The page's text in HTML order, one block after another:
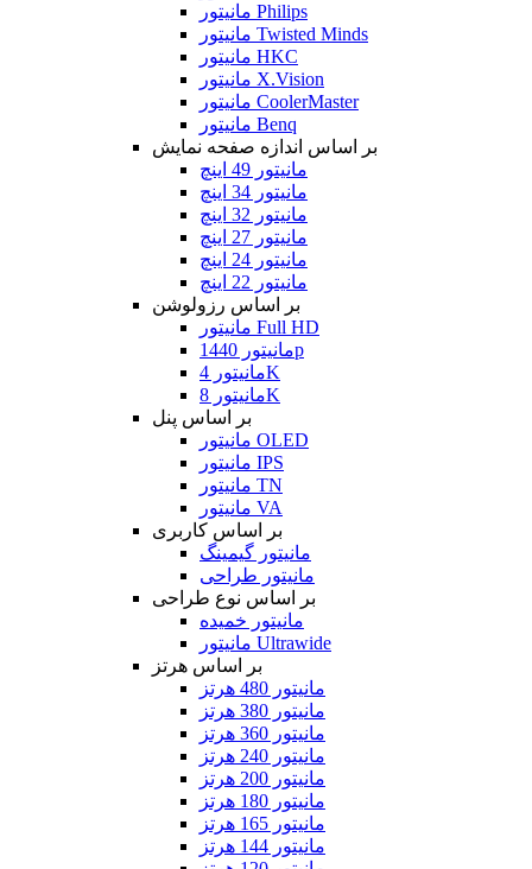
مانیتور Philips
مانیتور Twisted Minds
مانیتور HKC
مانیتور X.Vision
مانیتور CoolerMaster
مانیتور Benq
بر اساس اندازه صفحه نمایش
مانیتور 49 اینچ
مانیتور 34 اینچ
مانیتور 32 اینچ
مانیتور 27 اینچ
مانیتور 24 اینچ
مانیتور 22 اینچ
بر اساس رزولوشن
مانیتور Full HD
مانیتور 1440p
مانیتور 4K
مانیتور 8K
بر اساس پنل
مانیتور OLED
مانیتور IPS
مانیتور TN
مانیتور VA
بر اساس کاربری
مانیتور گیمینگ
مانیتور طراحی
بر اساس نوع طراحی
مانیتور خمیده
مانیتور Ultrawide
بر اساس هرتز
مانیتور 480 هرتز
مانیتور 380 هرتز
مانیتور 360 هرتز
مانیتور 240 هرتز
مانیتور 200 هرتز
مانیتور 180 هرتز
مانیتور 165 هرتز
مانیتور 144 هرتز